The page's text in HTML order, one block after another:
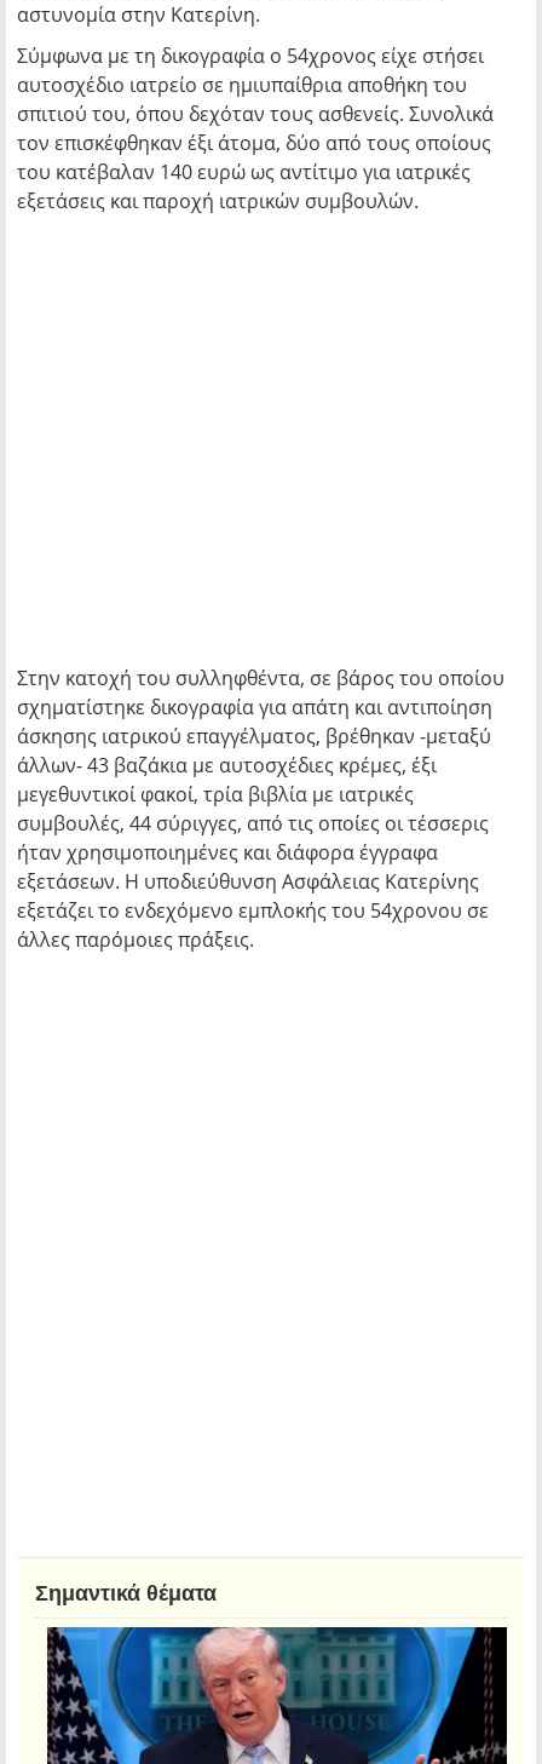
αστυνομία στην Κατερίνη.
Σύμφωνα με τη δικογραφία ο 54χρονος είχε στήσει
αυτοσχέδιο ιατρείο σε ημιυπαίθρια αποθήκη του
σπιτιού του, όπου δεχόταν τους ασθενείς. Συνολικά
τον επισκέφθηκαν έξι άτομα, δύο από τους οποίους
του κατέβαλαν 140 ευρώ ως αντίτιμο για ιατρικές
εξετάσεις και παροχή ιατρικών συμβουλών.
Στην κατοχή του συλληφθέντα, σε βάρος του οποίου
σχηματίστηκε δικογραφία για απάτη και αντιποίηση
άσκησης ιατρικού επαγγέλματος, βρέθηκαν -μεταξύ
άλλων- 43 βαζάκια με αυτοσχέδιες κρέμες, έξι
μεγεθυντικοί φακοί, τρία βιβλία με ιατρικές
συμβουλές, 44 σύριγγες, από τις οποίες οι τέσσερις
ήταν χρησιμοποιημένες και διάφορα έγγραφα
εξετάσεων. Η υποδιεύθυνση Ασφάλειας Κατερίνης
εξετάζει το ενδεχόμενο εμπλοκής του 54χρονου σε
άλλες παρόμοιες πράξεις.
Σημαντικά θέματα